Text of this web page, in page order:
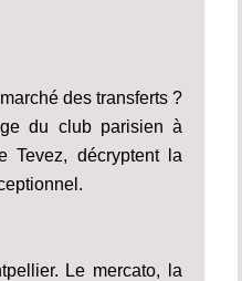
des transferts ?
du club parisien à
Tevez, décryptent la
Le mercato, la